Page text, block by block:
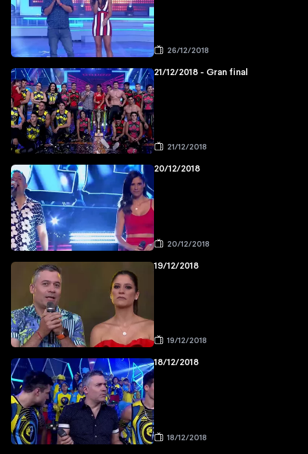
26/12/2018
21/12/2018 - Gran final
21/12/2018
20/12/2018
20/12/2018
19/12/2018
19/12/2018
18/12/2018
18/12/2018